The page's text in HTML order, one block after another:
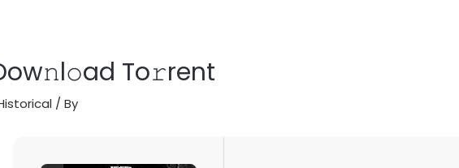
To𝚛rent
/ By